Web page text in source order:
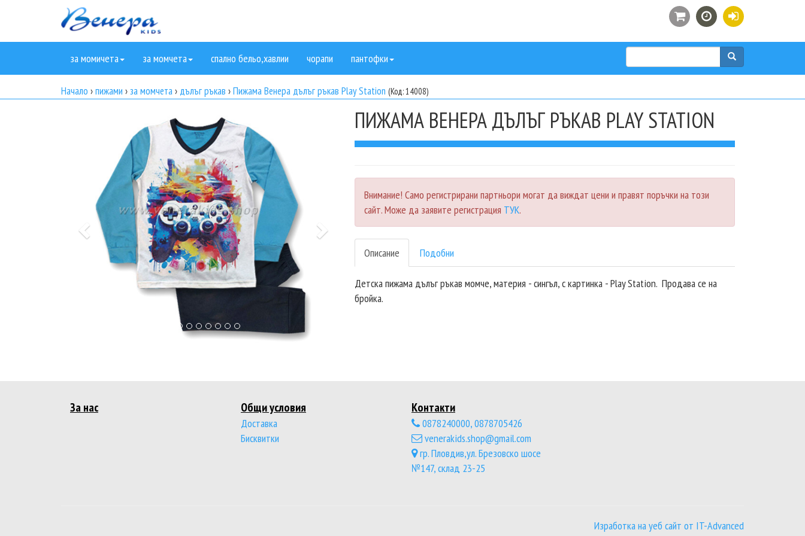
за момичета за момчета спално бельо,хавлии чорапи пантофки
Начало ›пижами ›за момчета› дълъг ръкав ›Пижама Венера дълъг ръкав Play Station (Код: 14008)
ПИЖАМА ВЕНЕРА ДЪЛЪГ РЪКАВ PLAY STATION
Внимание! Само регистрирани партньори могат да виждат цени и правят поръчки на този
сайт. Може да заявите регистрация ТУК.
Описание Подобни
Детска пижама дълъг ръкав момче, материя - сингъл, с картинка - Play Station. Продава се на
бройка.
За нас Общи условия
Доставка
Бисквитки
Контакти
0878240000, 0878705426
venerakids.shop@gmail.com
гр. Пловдив,ул. Брезовско шосе
№147, склад 23-25
Изработка на уеб сайт от IT-Advanced